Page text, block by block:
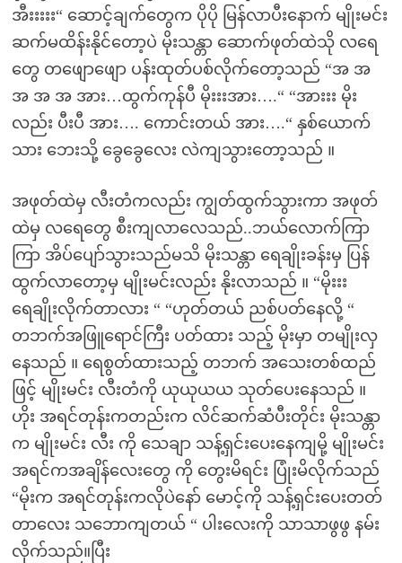
အီးးးးး“ ဆောင့်ချက်တွေက ပိုပို မြန်လာပီးနောက် မျိုးမင်း
ဆက်မထိန်းနိုင်တော့ပဲ မိုးသန္တာ ဆောက်ဖုတ်ထဲသို လရေ
တွေ တဖျောဖျော ပန်းထုတ်ပစ်လိုက်တော့သည် “အ အ
အ အ အ အား…ထွက်ကုန်ပီ မိုးးးအား….“ “အားးး မိုး
လည်း ပီးပီ အား…. ကောင်းတယ် အား….“ နှစ်ယောက်
သား ဘေးသို့ ခွေခွေလေး လဲကျသွားတော့သည် ။
အဖုတ်ထဲမှ လီးတံကလည်း ကျွတ်ထွက်သွားကာ အဖုတ်
ထဲမှ လရေတွေ စီးကျလာလေသည်..ဘယ်လောက်ကြာ
ကြာ အိပ်ပျော်သွားသည်မသိ မိုးသန္တာ ရေချိုးခန်းမှ ပြန်
ထွက်လာတော့မှ မျိုးမင်းလည်း နိုးလာသည် ။ “မိုးးး
ရေချိုးလိုက်တာလား “ “ဟုတ်တယ် ညစ်ပတ်နေလို့ “
တဘက်အဖြူရောင်ကြီး ပတ်ထား သည့် မိုးမှာ တမျိုးလှ
နေသည် ။ ရေစွတ်ထားသည့် တဘက် အသေးတစ်ထည်
ဖြင့် မျိုးမင်း လီးတံကို ယုယုယယ သုတ်ပေးနေသည် ။
ဟိုး အရင်တုန်းကတည်းက လိင်ဆက်ဆံပီးတိုင်း မိုးသန္တာ
က မျိုးမင်း လီး ကို သေချာ သန့်ရှင်းပေးနေကျမို့ မျိုးမင်း
အရင်ကအချိန်လေးတွေ ကို တွေးမိရင်း ပြုံးမိလိုက်သည်
“မိုးက အရင်တုန်းကလိုပဲနော် မောင့်ကို သန့်ရှင်းပေးတတ်
တာလေး သဘောကျတယ် “ ပါးလေးကို သာသာဖွဖွ နမ်း
လိုက်သည်။ပြီး